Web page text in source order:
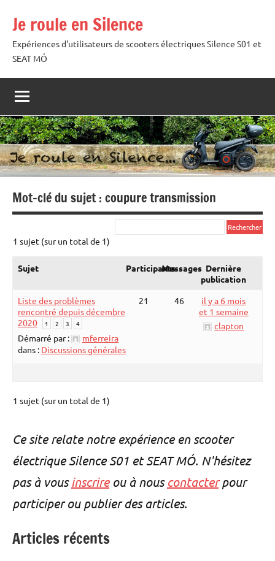
contenu
Je roule en Silence
Expériences d'utilisateurs de scooters électriques Silence S01 et
SEAT MÓ
Mot-clé du sujet : coupure transmission
1 sujet (sur un total de 1)
Sujet ParticipantsMessages Dernière
publication
Liste des problèmes
rencontré depuis décembre
2020
1 2 3 4
Démarré par :
mferreira
dans : Discussions générales
21 46
il y a 6 mois
et 1 semaine
clapton
1 sujet (sur un total de 1)
Ce site relate notre expérience en scooter
électrique Silence S01 et SEAT MÓ. N'hésitez
pas à vousinscrireou à nous contacterpour
participer ou publier des articles.
Articles récents